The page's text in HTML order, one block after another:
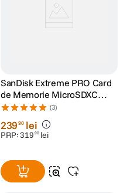
SanDisk Extreme PRO Card
de Memorie MicroSDXC
128GB A2 C10 V30 UHS-I U3
+ Adaptor SD + 2 Ani
RescuePRO Deluxe
(3)
23990 lei
PRP:319 90 lei